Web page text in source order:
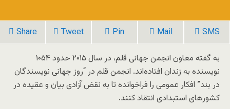
Share Tweet Pin Mail SMS
به گفته معاون انجمن جهانی قلم، در سال ۲۰۱۵ حدود ۱۰۵۴
نویسنده به زندان افتاده‌اند. انجمن قلم در “روز جهانی نویسندگان
در بند” افکار عمومی را فراخوانده تا به نقض آزادی بیان و عقیده در
کشورهای استبدادی انتقاد کنند.